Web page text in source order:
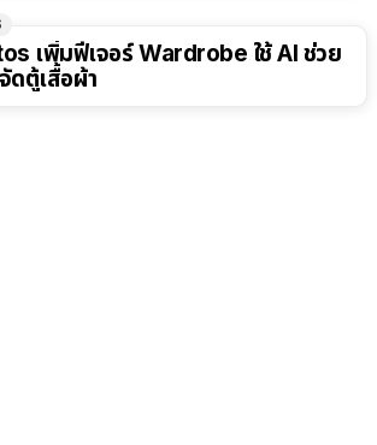
เพิ่มฟีเจอร์ Wardrobe ใช้ AI ช่วย
ดตู้เสื้อผ้า